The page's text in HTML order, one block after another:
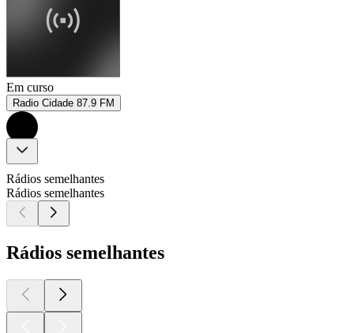
Em curso
Radio Cidade 87.9 FM
Rádios semelhantes
Rádios semelhantes
Rádios semelhantes